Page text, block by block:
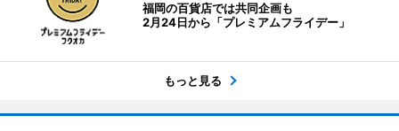
福岡の百貨店では共同企画も
2月24日から「プレミアムフライデー」
もっと見る